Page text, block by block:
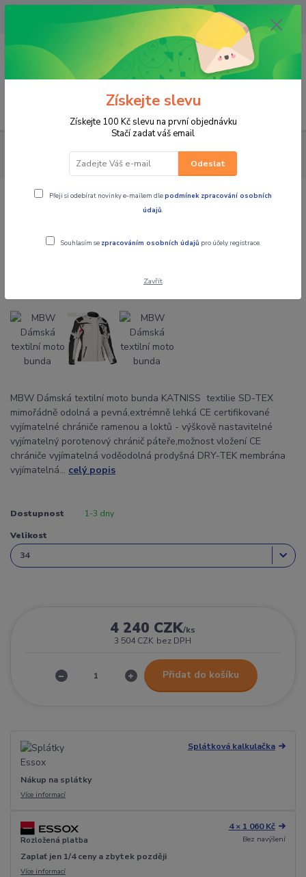
OPAVA 733537099/HLUČÍN
734541648/OLOMOUC 734593593
0,00 CZK
PRO JEZDCE BUNDY DÁMSKÉ TEXTILNÍ
MBW Dámská
textilní moto bunda KATNISS
MBW Dámská textilní moto bunda
MBW Dámská textilní moto bunda KATNISS textilie SD-TEX
mimořádně odolná a pevná,extrémně lehká CE certifikované
vyjímatelné chrániče ramenou a loktů - výškově nastavitelné
vyjímatelný porotenový chránič páteře,možnost vložení CE
chrániče vyjímatelná voděodolná prodyšná DRY-TEK membrána
vyjímatelná... celý popis
Dostupnost 1-3 dny
Velikost
4 240 CZK/ks
3 504 CZK bez DPH
Přidat do košíku
Splátková kalkulačka
Nákup na splátky
Více informací
Rozložená platba
4 × 1 060 Kč
Bez navýšení
Zaplať jen 1/4 ceny a zbytek později
Více informací
Získejte slevu
Získejte 100 Kč slevu na první objednávku
Stačí zadat váš email
Odeslat
Přeji si odebírat novinky e-mailem dlepodmínek zpracování osobních
údajů.
Souhlasím se zpracováním osobních údajů pro účely registrace.
Zavřít